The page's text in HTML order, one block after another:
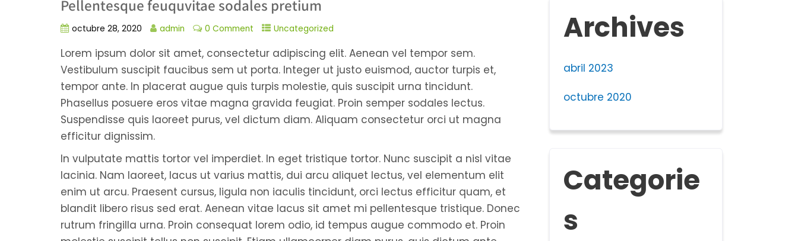
Pellentesque feuquvitae sodales pretium
octubre 28, 2020 admin 0 Comment Uncategorized
Lorem ipsum dolor sit amet, consectetur adipiscing elit. Aenean vel tempor sem.
Vestibulum suscipit faucibus sem ut porta. Integer ut justo euismod, auctor turpis et,
tempor ante. In placerat augue quis turpis molestie, quis suscipit urna tincidunt.
Phasellus posuere eros vitae magna gravida feugiat. Proin semper sodales lectus.
Suspendisse quis laoreet purus, vel dictum diam. Aliquam consectetur orci ut magna
efficitur dignissim.
In vulputate mattis tortor vel imperdiet. In eget tristique tortor. Nunc suscipit a nisl vitae
lacinia. Nam laoreet, lacus ut varius mattis, dui arcu aliquet lectus, vel elementum elit
enim ut arcu. Praesent cursus, ligula non iaculis tincidunt, orci lectus efficitur quam, et
blandit libero risus sed erat. Aenean vitae lacus sit amet mi pellentesque tristique. Donec
rutrum fringilla urna. Proin consequat lorem odio, id tempus augue commodo et. Proin
Archives
abril 2023
octubre 2020
Categorie
s